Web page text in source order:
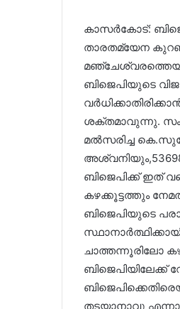
കാസർകോട്:
താരതമ്യേന
ബിജെപിയുടെ
ശക്തമാവുന്നു.
മല്‍സരിച്ച
ബിജെപിക്ക് ഇത്
കഴക്കൂട്ടത്തും
ബിജെപിയുടെ
ചാത്തന്നൂരിലോ
തടയാനാവു